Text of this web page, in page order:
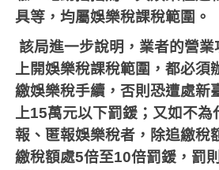
具等，均屬娛樂稅課稅範圍。
該局進一步說明，業者的營
上開娛樂稅課稅範圍，都必須
繳娛樂稅手續，否則恐遭處新
上15萬元以下罰鍰；又如不為
報、匿報娛樂稅者，除追繳稅
繳稅額處5倍至10倍罰鍰，罰